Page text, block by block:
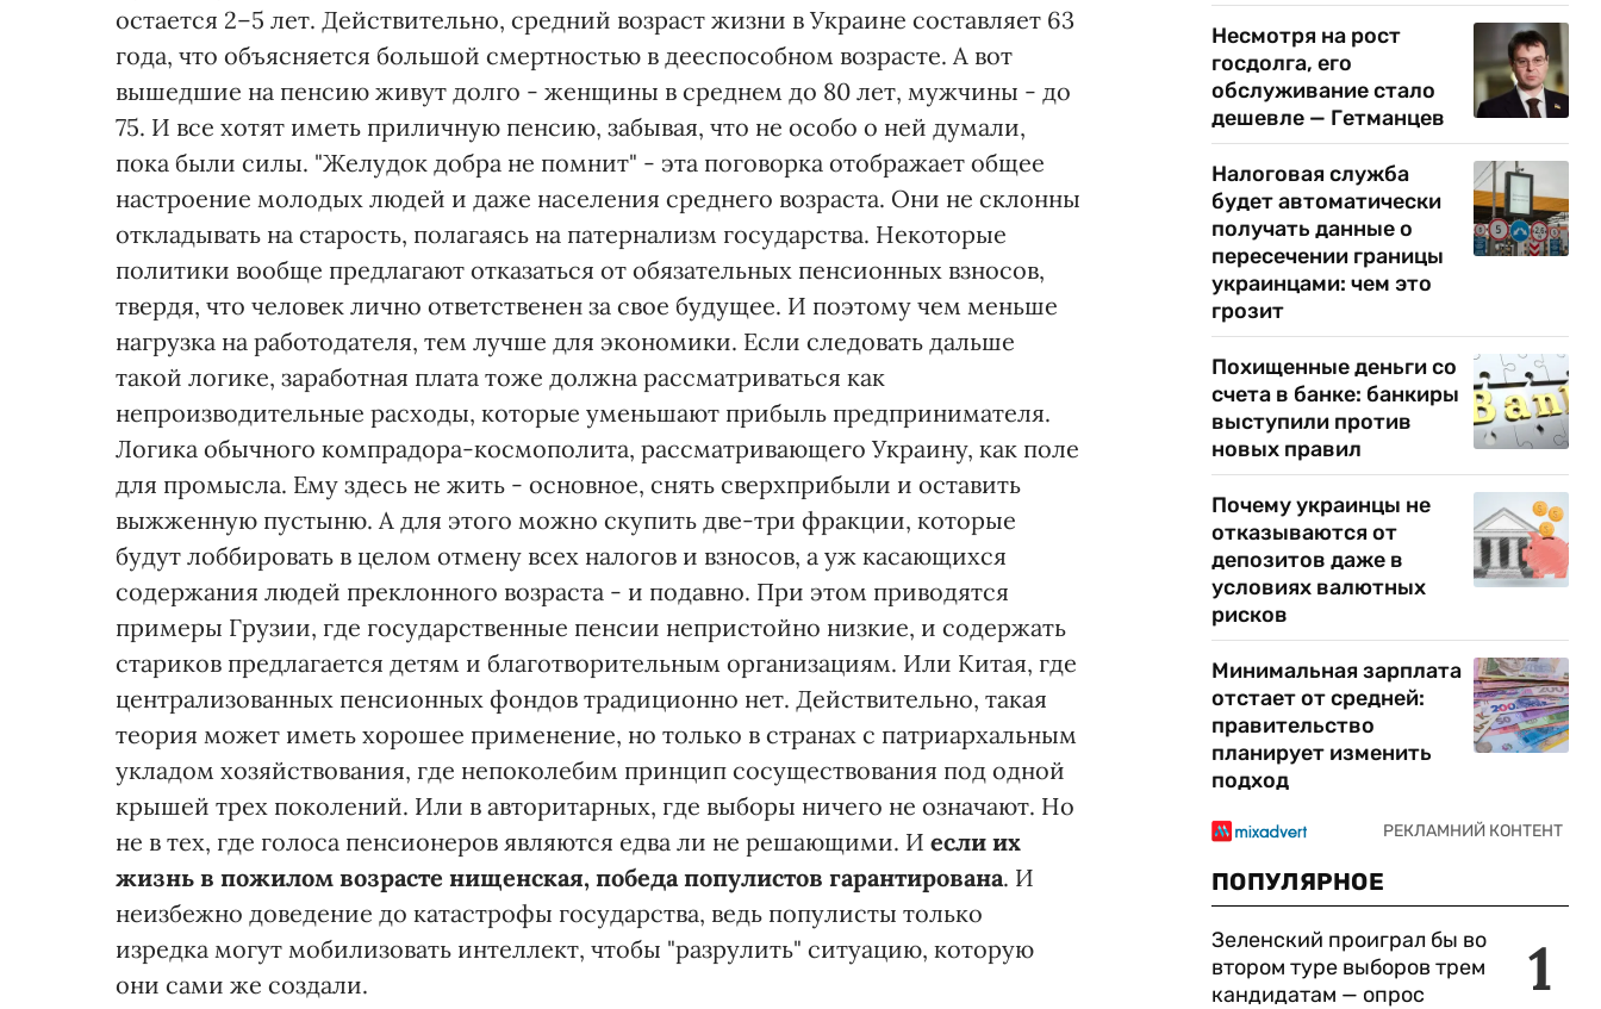
остается 2–5 лет. Действительно, средний возраст жизни в Украине составляет 63
года, что объясняется большой смертностью в дееспособном возрасте. А вот
вышедшие на пенсию живут долго - женщины в среднем до 80 лет, мужчины - до
75. И все хотят иметь приличную пенсию, забывая, что не особо о ней думали,
пока были силы. "Желудок добра не помнит" - эта поговорка отображает общее
настроение молодых людей и даже населения среднего возраста. Они не склонны
откладывать на старость, полагаясь на патернализм государства. Некоторые
политики вообще предлагают отказаться от обязательных пенсионных взносов,
твердя, что человек лично ответственен за свое будущее. И поэтому чем меньше
нагрузка на работодателя, тем лучше для экономики. Если следовать дальше
такой логике, заработная плата тоже должна рассматриваться как
непроизводительные расходы, которые уменьшают прибыль предпринимателя.
Логика обычного компрадора-космополита, рассматривающего Украину, как поле
для промысла. Ему здесь не жить - основное, снять сверхприбыли и оставить
выжженную пустыню. А для этого можно скупить две-три фракции, которые
будут лоббировать в целом отмену всех налогов и взносов, а уж касающихся
содержания людей преклонного возраста - и подавно. При этом приводятся
примеры Грузии, где государственные пенсии непристойно низкие, и содержать
стариков предлагается детям и благотворительным организациям. Или Китая, где
централизованных пенсионных фондов традиционно нет. Действительно, такая
теория может иметь хорошее применение, но только в странах с патриархальным
укладом хозяйствования, где непоколебим принцип сосуществования под одной
крышей трех поколений. Или в авторитарных, где выборы ничего не означают. Но
не в тех, где голоса пенсионеров являются едва ли не решающими. И если их
жизнь в пожилом возрасте нищенская, победа популистов гарантирована. И
неизбежно доведение до катастрофы государства, ведь популисты только
изредка могут мобилизовать интеллект, чтобы "разрулить" ситуацию, которую
они сами же создали.
Несмотря на рост
госдолга, его
обслуживание стало
дешевле — Гетманцев
Налоговая служба
будет автоматически
получать данные о
пересечении границы
украинцами: чем это
грозит
Похищенные деньги со
счета в банке: банкиры
выступили против
новых правил
Почему украинцы не
отказываются от
депозитов даже в
условиях валютных
рисков
Минимальная зарплата
отстает от средней:
правительство
планирует изменить
подход
ПОПУЛЯРНОЕ
1
Зеленский проиграл бы во
втором туре выборов трем
кандидатам — опрос